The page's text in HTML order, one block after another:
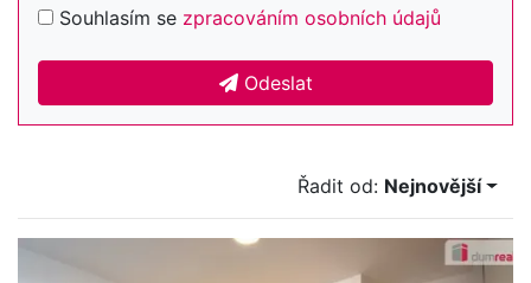
Souhlasím se zpracováním osobních údajů
Odeslat
Řadit od: Nejnovější